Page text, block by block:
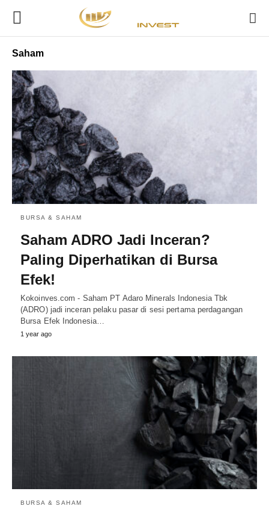
Saham
BURSA & SAHAM
Saham ADRO Jadi Inceran?
Paling Diperhatikan di Bursa
Efek!
Kokoinves.com - Saham PT Adaro Minerals Indonesia Tbk
(ADRO) jadi inceran pelaku pasar di sesi pertama perdagangan
Bursa Efek Indonesia…
1 year ago
BURSA & SAHAM